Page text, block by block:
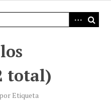
total)
Etiqueta